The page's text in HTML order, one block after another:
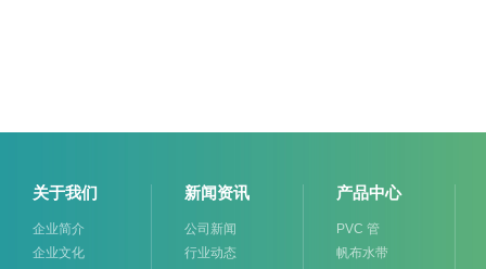
关于我们
企业简介
企业文化
新闻资讯
公司新闻
行业动态
产品中心
PVC 管
帆布水带